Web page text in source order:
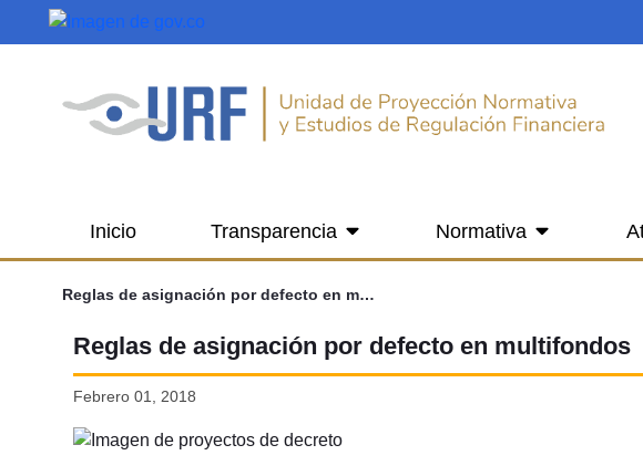
Saltar al contenido principal
Inicio Transparencia Normativa
Reglas de asignación por defecto en multifondos
Reglas de asignación por defecto en multifondos
Febrero 01, 2018